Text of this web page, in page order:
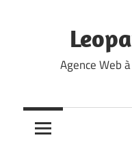
Agence Web